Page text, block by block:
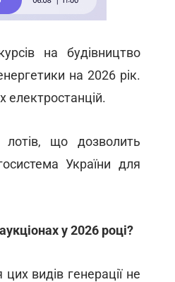
на будівництво
на 2026 рік.
електростанцій.
що дозволить
України для
у 2026 році?
видів генерації не